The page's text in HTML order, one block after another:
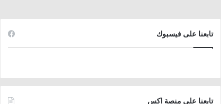
تابعنا على فيسبوك
تابعنا على منصة اكس